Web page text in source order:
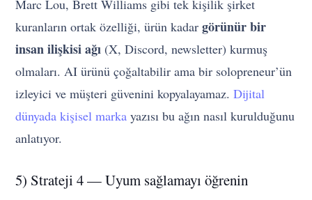
Marc Lou, Brett Williams gibi tek kişilik şirket
kuranların ortak özelliği, ürün kadargörünür bir
insan ilişkisi ağı (X, Discord, newsletter) kurmuş
olmaları. AI ürünü çoğaltabilir ama bir solopreneur’ün
izleyici ve müşteri güvenini kopyalayamaz.Dijital
dünyada kişisel marka yazısı bu ağın nasıl kurulduğunu
anlatıyor.
5) Strateji 4 — Uyum sağlamayı öğrenin